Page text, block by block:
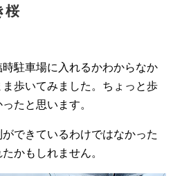
桜
駐車場に入れるかわからなか
歩いてみました。ちょっと歩
たと思います。
できているわけではなかった
かもしれません。